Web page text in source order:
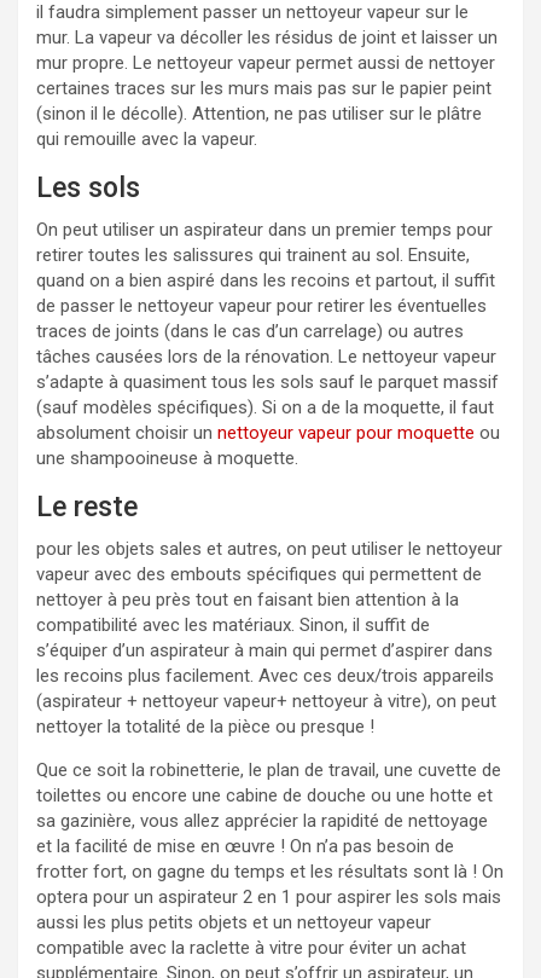
il faudra simplement passer un nettoyeur vapeur sur le
mur. La vapeur va décoller les résidus de joint et laisser un
mur propre. Le nettoyeur vapeur permet aussi de nettoyer
certaines traces sur les murs mais pas sur le papier peint
(sinon il le décolle). Attention, ne pas utiliser sur le plâtre
qui remouille avec la vapeur.
Les sols
On peut utiliser un aspirateur dans un premier temps pour
retirer toutes les salissures qui trainent au sol. Ensuite,
quand on a bien aspiré dans les recoins et partout, il suffit
de passer le nettoyeur vapeur pour retirer les éventuelles
traces de joints (dans le cas d’un carrelage) ou autres
tâches causées lors de la rénovation. Le nettoyeur vapeur
s’adapte à quasiment tous les sols sauf le parquet massif
(sauf modèles spécifiques). Si on a de la moquette, il faut
absolument choisir un nettoyeur vapeur pour moquette ou
une shampooineuse à moquette.
Le reste
pour les objets sales et autres, on peut utiliser le nettoyeur
vapeur avec des embouts spécifiques qui permettent de
nettoyer à peu près tout en faisant bien attention à la
compatibilité avec les matériaux. Sinon, il suffit de
s’équiper d’un aspirateur à main qui permet d’aspirer dans
les recoins plus facilement. Avec ces deux/trois appareils
(aspirateur + nettoyeur vapeur+ nettoyeur à vitre), on peut
nettoyer la totalité de la pièce ou presque !
Que ce soit la robinetterie, le plan de travail, une cuvette de
toilettes ou encore une cabine de douche ou une hotte et
sa gazinière, vous allez apprécier la rapidité de nettoyage
et la facilité de mise en œuvre ! On n’a pas besoin de
frotter fort, on gagne du temps et les résultats sont là ! On
optera pour un aspirateur 2 en 1 pour aspirer les sols mais
aussi les plus petits objets et un nettoyeur vapeur
compatible avec la raclette à vitre pour éviter un achat
supplémentaire. Sinon, on peut s’offrir un aspirateur, un